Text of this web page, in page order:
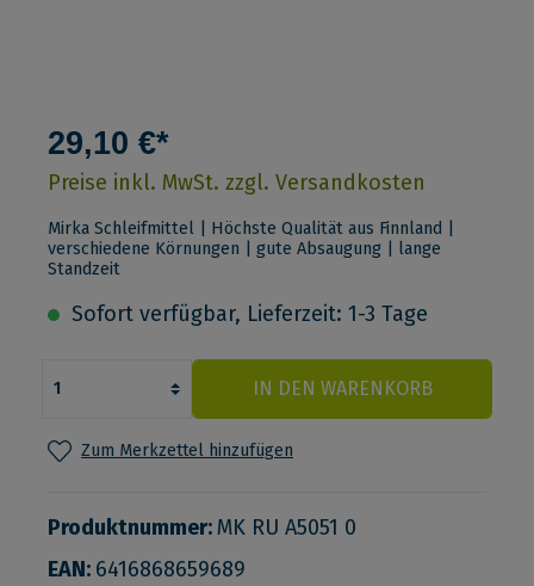
29,10 €*
Preise inkl. MwSt. zzgl. Versandkosten
Mirka Schleifmittel | Höchste Qualität aus Finnland |
verschiedene Körnungen | gute Absaugung | lange
Standzeit
Sofort verfügbar, Lieferzeit: 1-3 Tage
IN DEN WARENKORB
Zum Merkzettel hinzufügen
Produktnummer:MK RU A5051 0
EAN: 6416868659689